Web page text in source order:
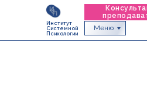
Институт
Системной
Психологии
Меню